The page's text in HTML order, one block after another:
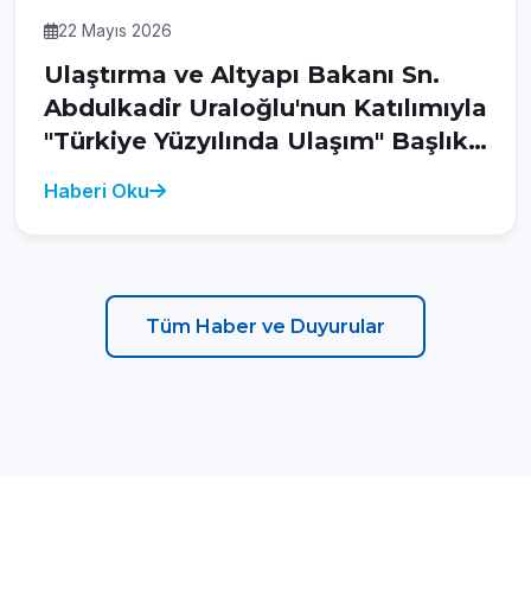
22 Mayıs 2026
Ulaştırma ve Altyapı Bakanı Sn.
Abdulkadir Uraloğlu'nun Katılımıyla
"Türkiye Yüzyılında Ulaşım" Başlıklı
Gerçekleştirildi
Haberi Oku
Tüm Haber ve Duyurular